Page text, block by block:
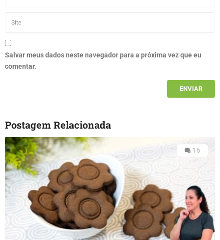
Salvar meus dados neste navegador para a próxima vez que eu
comentar.
Postagem Relacionada
16